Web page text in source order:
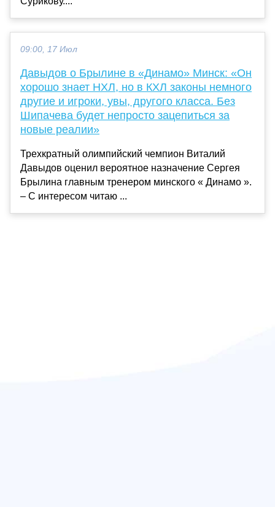
09:00, 17 Июл
Давыдов о Брылине в «Динамо» Минск: «Он
хорошо знает НХЛ, но в КХЛ законы немного
другие и игроки, увы, другого класса. Без
Шипачева будет непросто зацепиться за
новые реалии»
Трехкратный олимпийский чемпион Виталий
Давыдов оценил вероятное назначение Сергея
Брылина главным тренером минского « Динамо ».
– С интересом читаю ...